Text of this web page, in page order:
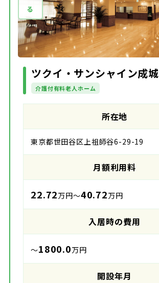
ツクイ・サンシャイン成城
介護付有料老人ホーム
所在地
東京都世田谷区上祖師谷6-29-19
月額利用料
22.72万円～40.72万円
入居時の費用
～1800.0万円
開設年月